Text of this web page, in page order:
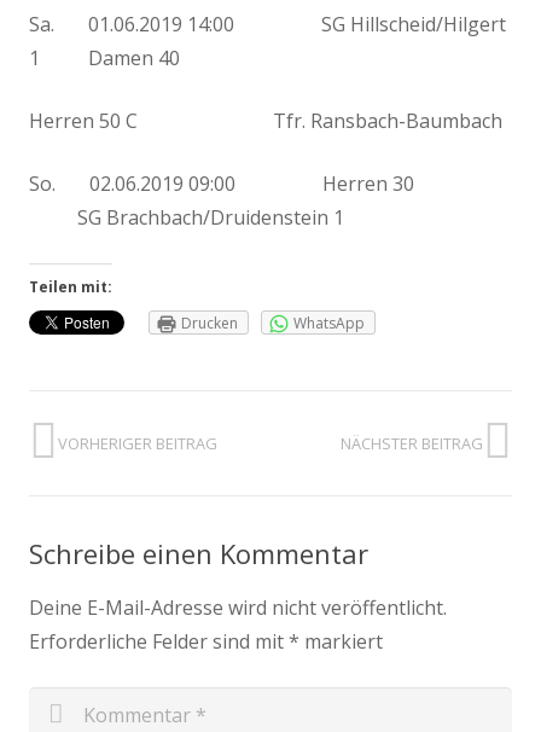
Sa. 01.06.2019 14:00 SG Hillscheid/Hilgert
1 Damen 40
Herren 50 C Tfr. Ransbach-Baumbach
So. 02.06.2019 09:00 Herren 30
SG Brachbach/Druidenstein 1
Teilen mit:
Drucken
WhatsApp
VORHERIGER BEITRAG NÄCHSTER BEITRAG
Schreibe einen Kommentar
Deine E-Mail-Adresse wird nicht veröffentlicht.
Erforderliche Felder sind mit* markiert